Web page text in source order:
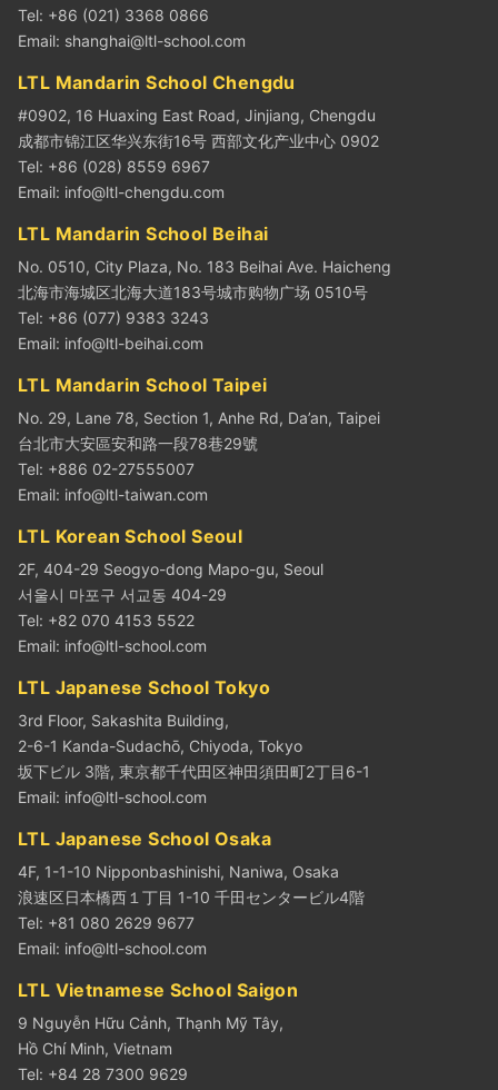
Tel: +86 (021) 3368 0866
Email: shanghai@ltl-school.com
LTL Mandarin School Chengdu
#0902, 16 Huaxing East Road, Jinjiang, Chengdu
成都市锦江区华兴东街16号 西部文化产业中心 0902
Tel: +86 (028) 8559 6967
Email: info@ltl-chengdu.com
LTL Mandarin School Beihai
No. 0510, City Plaza, No. 183 Beihai Ave. Haicheng
北海市海城区北海大道183号城市购物广场 0510号
Tel: +86 (077) 9383 3243
Email: info@ltl-beihai.com
LTL Mandarin School Taipei
No. 29, Lane 78, Section 1, Anhe Rd, Da’an, Taipei
台北市大安區安和路一段78巷29號
Tel: +886 02-27555007
Email: info@ltl-taiwan.com
LTL Korean School Seoul
2F, 404-29 Seogyo-dong Mapo-gu, Seoul
서울시 마포구 서교동 404-29
Tel: +82 070 4153 5522
Email: info@ltl-school.com
LTL Japanese School Tokyo
3rd Floor, Sakashita Building,
2-6-1 Kanda-Sudachō, Chiyoda, Tokyo
坂下ビル 3階, 東京都千代田区神田須田町2丁目6-1
Email: info@ltl-school.com
LTL Japanese School Osaka
4F, 1-1-10 Nipponbashinishi, Naniwa, Osaka
浪速区日本橋西１丁目 1-10 千田センタービル4階
Tel: +81 080 2629 9677
Email: info@ltl-school.com
LTL Vietnamese School Saigon
9 Nguyễn Hữu Cảnh, Thạnh Mỹ Tây,
Hồ Chí Minh, Vietnam
Tel: +84 28 7300 9629